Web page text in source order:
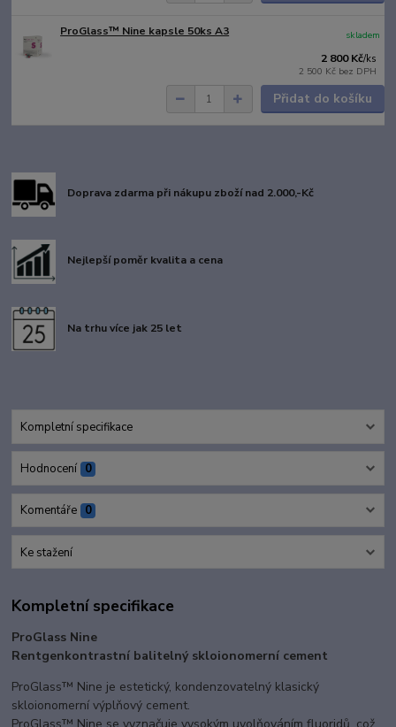
ProGlass™ Nine kapsle 50ks A3
2 800 Kč/ks
2 500 Kč bez DPH
skladem
Přidat do košíku
Doprava zdarma při nákupu zboží nad 2.000,-Kč
Nejlepší poměr kvalita a cena
Na trhu více jak 25 let
Kompletní specifikace
Hodnocení 0
Komentáře 0
Ke stažení
Kompletní specifikace
ProGlass Nine
Rentgenkontrastní balitelný skloionomerní cement
ProGlass™ Nine je estetický, kondenzovatelný klasický
skloionomerní výplňový cement.